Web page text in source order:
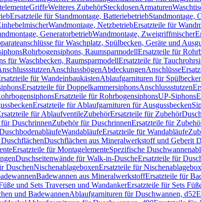
GriffeWeiteres ZubehörSteckdosenArmaturen
Ersatzteile für Standmontage, BatteriebetriebStandmontage,
Wandmontage, NetzbetriebErsatzteile für
GeneratorbetriebWandmontage, Zweigriffmischer
für Waschplatz, Spülbecken, Geräte und
Rohrbogensiphons, RaumsparmodellErsatzteile für
für Waschbecken, RaumsparmodellErsatzteile für
AnschlussbögenAbdeckungenAnschlüsse
für WandeinbaukästenAblaufgarnituren für
Ersatzteile für DoppelkammersiphonsAnschlussstutzen
Ersatzteile für RohrbogensiphonsUP-Siphons
Ersatzteile für Ablaufgarnituren für Ausgussbecken
für AblaufventileZubehörErsatzteile für Zubehör
DuschrinnenZubehör für DuschrinnenErsatzteile für
WandabläufeErsatzteile für Wandabläufe
Duschflächen aus Mineralwerkstoff und Geberit
Ersatzteile für MontagelementeSpezifische
Duschseitenwände für Walk-in-DuscheErsatzteile für
DuschenNischenablageboxenErsatzteile für
Badewannen aus MineralwerkstoffErsatzteile für
und Sets Traversen und WandankerErsatzteile für Sets
und BadewannenAblaufgarnituren für Duschwannen, d52